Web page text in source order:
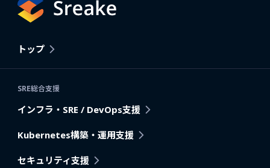
トップ
SRE総合支援
インフラ・SRE / DevOps支援
Kubernetes構築・運用支援
セキュリティ支援